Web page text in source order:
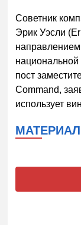
Советник
Эрик Уэсли
пост
Command,
использует